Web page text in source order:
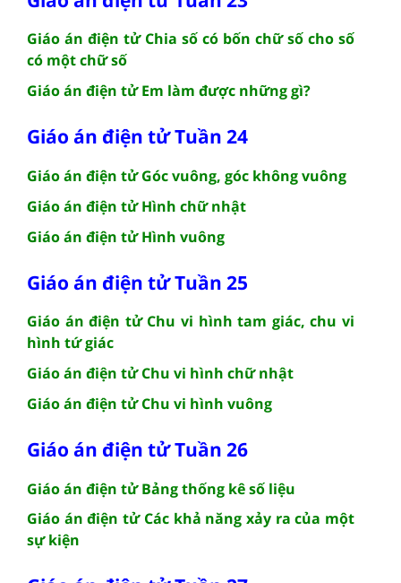
Giáo án điện tử Chia số có bốn chữ số cho số
có một chữ số
Giáo án điện tử Em làm được những gì?
Giáo án điện tử Tuần 24
Giáo án điện tử Góc vuông, góc không vuông
Giáo án điện tử Hình chữ nhật
Giáo án điện tử Hình vuông
Giáo án điện tử Tuần 25
Giáo án điện tử Chu vi hình tam giác, chu vi
hình tứ giác
Giáo án điện tử Chu vi hình chữ nhật
Giáo án điện tử Chu vi hình vuông
Giáo án điện tử Tuần 26
Giáo án điện tử Bảng thống kê số liệu
Giáo án điện tử Các khả năng xảy ra của một
sự kiện